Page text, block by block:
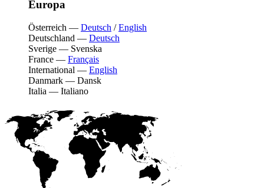
Europa
Österreich — Deutsch /English
Deutschland — Deutsch
Sverige — Svenska
France — Français
International — English
Danmark — Dansk
Italia — Italiano